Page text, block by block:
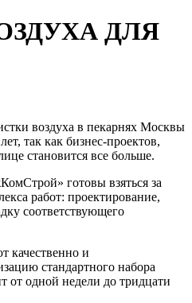
ДЛЯ
воздуха в пекарнях Москвы
так как бизнес-проектов,
становится все больше.
готовы взяться за
работ: проектирование,
соответствующего
качественно и
стандартного набора
от одной недели до тридцати